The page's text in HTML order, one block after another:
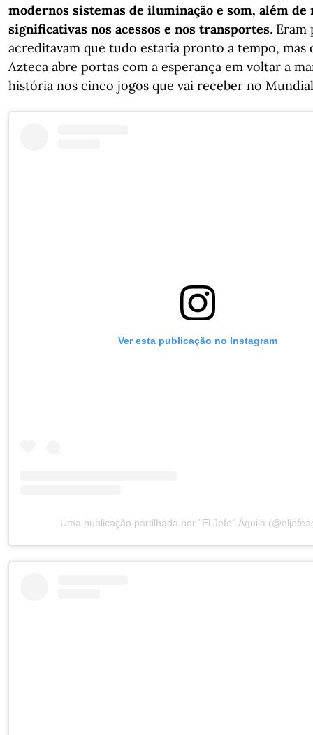
modernos sistemas de iluminação e som, além de
significativas nos acessos e nos transportes. Eram
acreditavam que tudo estaria pronto a tempo, mas
Azteca abre portas com a esperança em voltar a
história nos cinco jogos que vai receber no
Ver esta publicação no Instagram
Uma publicação partilhada por "El Jefe" Águila